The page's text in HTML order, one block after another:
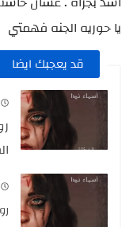
يا حوريه الجنه فهمتي
قد يعجبك ايضا